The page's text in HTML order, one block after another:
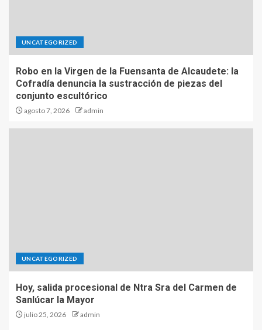
UNCATEGORIZED
Robo en la Virgen de la Fuensanta de Alcaudete: la
Cofradía denuncia la sustracción de piezas del
conjunto escultórico
agosto 7, 2026 admin
UNCATEGORIZED
Hoy, salida procesional de Ntra Sra del Carmen de
Sanlúcar la Mayor
julio 25, 2026 admin